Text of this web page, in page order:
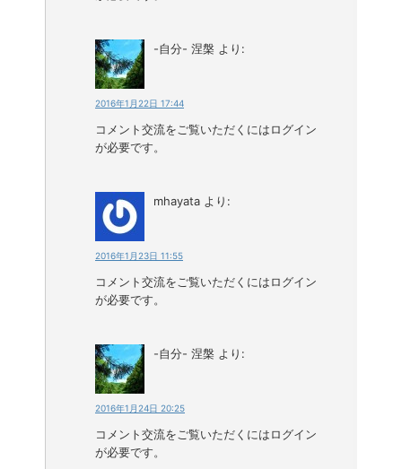
-自分- 涅槃 より:
2016年1月22日 17:44
コメント交流をご覧いただくにはログイン
が必要です。
mhayata より:
2016年1月23日 11:55
コメント交流をご覧いただくにはログイン
が必要です。
-自分- 涅槃 より:
2016年1月24日 20:25
コメント交流をご覧いただくにはログイン
が必要です。